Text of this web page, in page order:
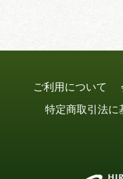
ご利用について
特定商取引法に